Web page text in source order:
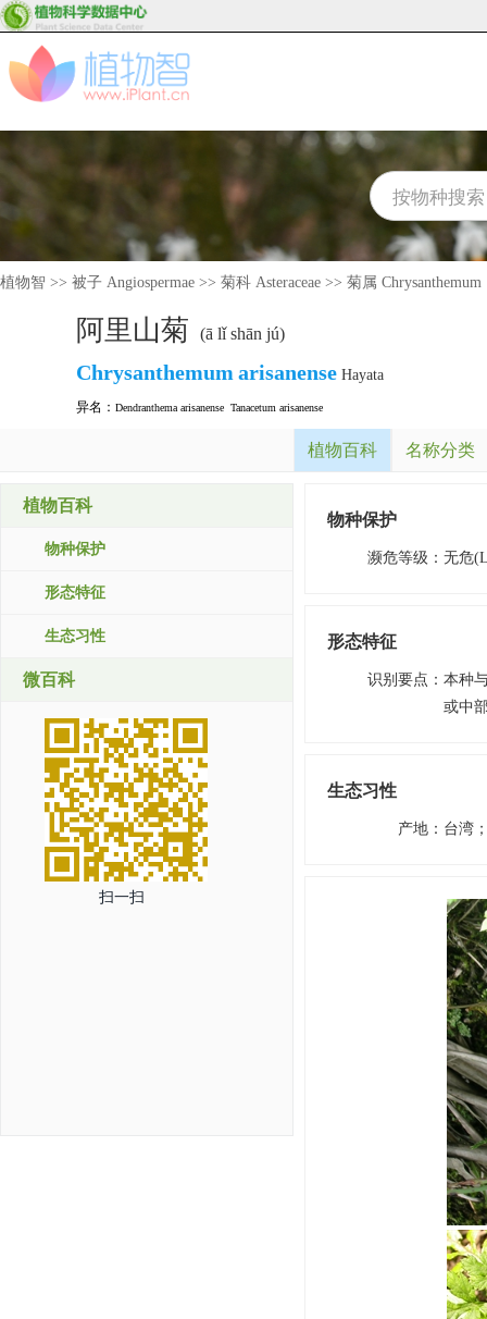
植物智 >> 被子 Angiospermae >> 菊科 Asteraceae >> 菊属 Chrysanthemum
阿里山菊 (ā lǐ shān jú)
Chrysanthemum arisanense Hayata
异名： Dendranthema arisanense Tanacetum arisanense
植物百科 名称分类
植物百科
物种保护
形态特征
生态习性
微百科
扫一扫
物种保护
濒危等级 ： 无危
形态特征
识别要点 ： 本种
或中
生态习性
产地 ： 台湾